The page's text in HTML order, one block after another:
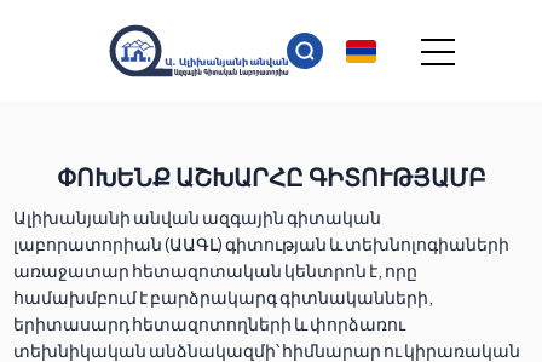
ՓՈԽԵՆՔ ԱՇԽԱՐՀԸ ԳԻՏՈՒԹՅԱՄԲ
Ալիխանյանի անվան ազգային գիտական
լաբորատորիան (ԱԱԳԼ) գիտության և տեխնոլոգիաների
առաջատար հետազոտական կենտրոն է, որը
համախմբում է բարձրակարգ գիտնականների,
երիտասարդ հետազոտողների և փորձառու
տեխնիկական անձնակազմի՝ հիմնարար ու կիրառական